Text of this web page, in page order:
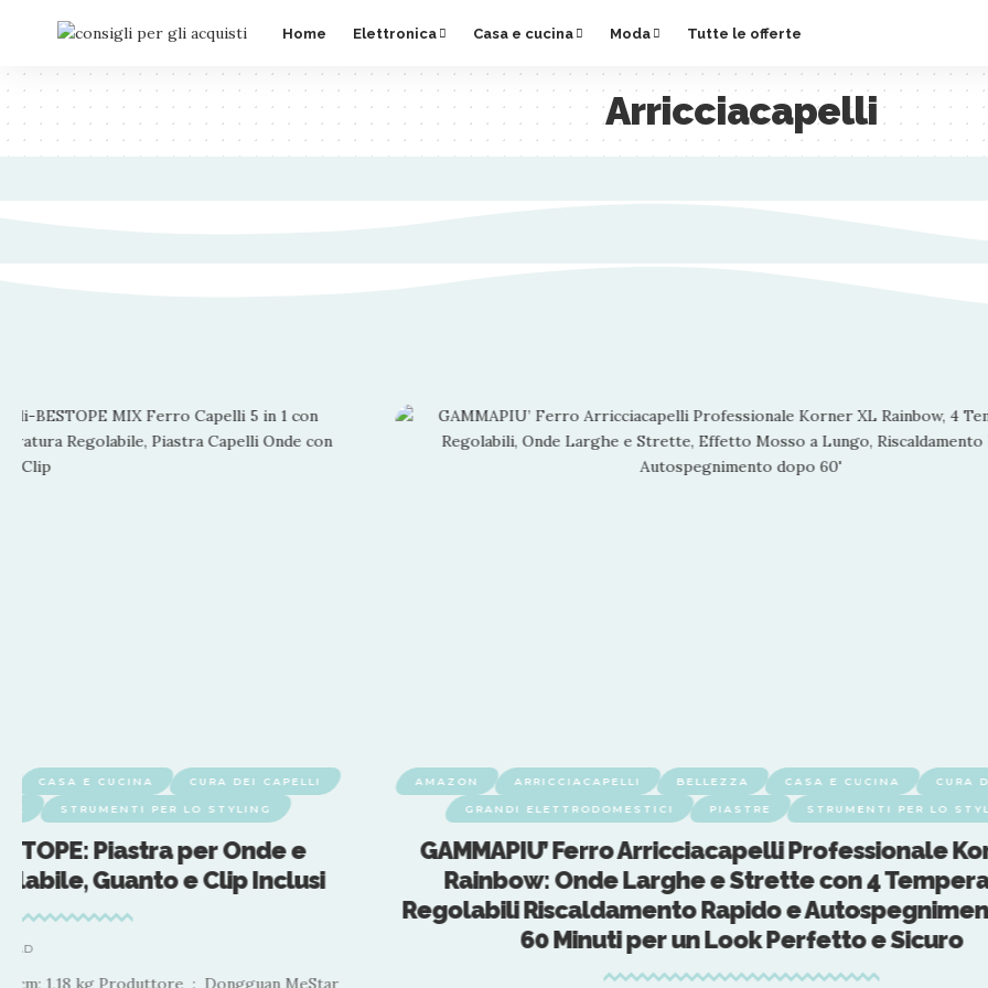
Home Elettronica Casa e cucina Moda Tutte le offerte
Arricciacapelli
CASA E CUCINA CURA DEI CAPELLI
STRUMENTI PER LO STYLING
Piastra per Onde e
Guanto e Clip Inclusi
AMAZON ARRICCIACAPELLI BELLEZZA CASA E CUCINA CURA
GRANDI ELETTRODOMESTICI PIASTRE STRUMENTI PER LO
GAMMAPIU’ Ferro Arricciacapelli Professionale
Rainbow: Onde Larghe e Strette con 4
Regolabili Riscaldamento Rapido e
60 Minuti per un Look Perfetto e Sicuro